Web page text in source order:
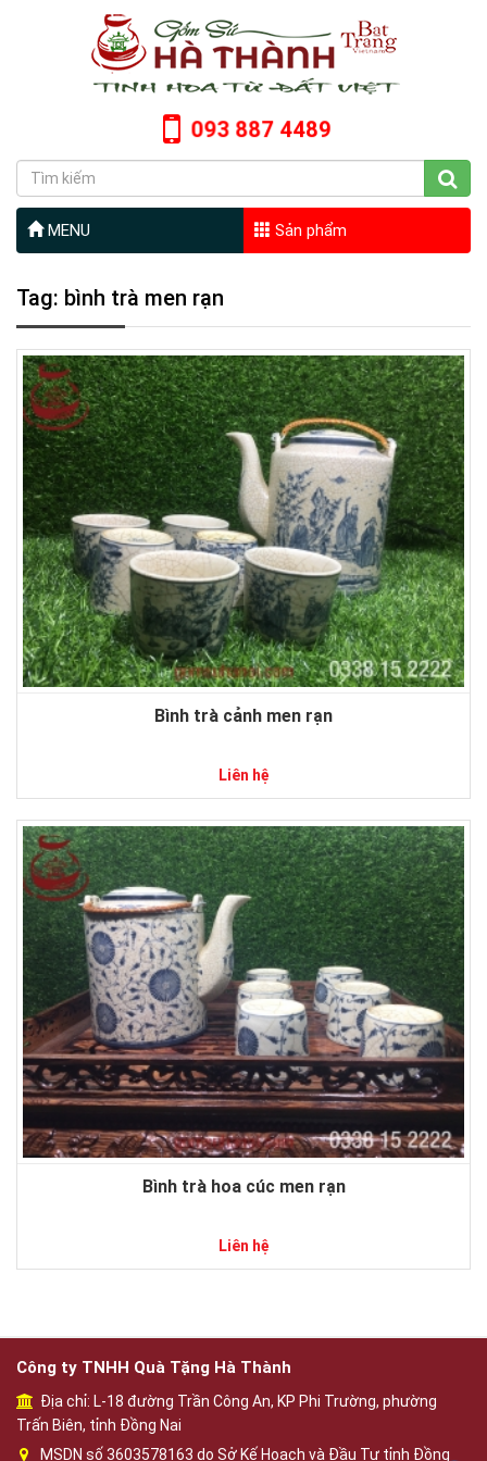
093 887 4489
MENU Sản phẩm
Tag: bình trà men rạn
Bình trà cảnh men rạn
Liên hệ
Bình trà hoa cúc men rạn
Liên hệ
Công ty TNHH Quà Tặng Hà Thành
Địa chỉ: L-18 đường Trần Công An, KP Phi Trường, phường
Trấn Biên, tỉnh Đồng Nai
MSDN số 3603578163 do Sở Kế Hoạch và Đầu Tư tỉnh Đồng